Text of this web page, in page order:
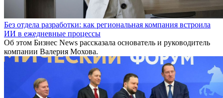
Без отдела разработки: как региональная компания встроила
ИИ в ежедневные процессы
Об этом Бизнес News рассказала основатель и руководитель
компании Валерия Мохова.